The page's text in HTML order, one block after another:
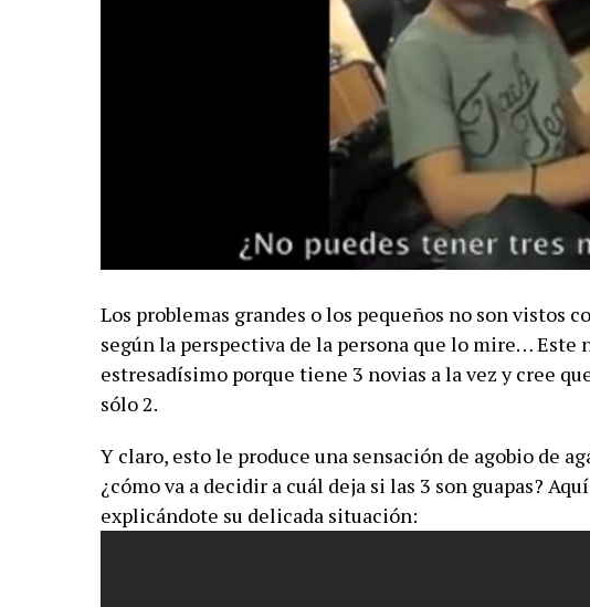
Los problemas grandes o los pequeños no son vistos
según la perspectiva de la persona que lo mire… Este
estresadísimo porque tiene 3 novias a la vez y cree
sólo 2.
Y claro, esto le produce una sensación de agobio de
¿cómo va a decidir a cuál deja si las 3 son guapas?
explicándote su delicada situación: